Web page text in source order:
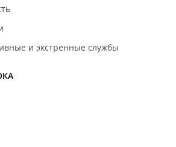
и экстренные службы